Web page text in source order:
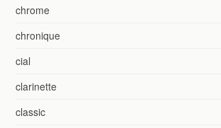
chrome
chronique
cial
clarinette
classic